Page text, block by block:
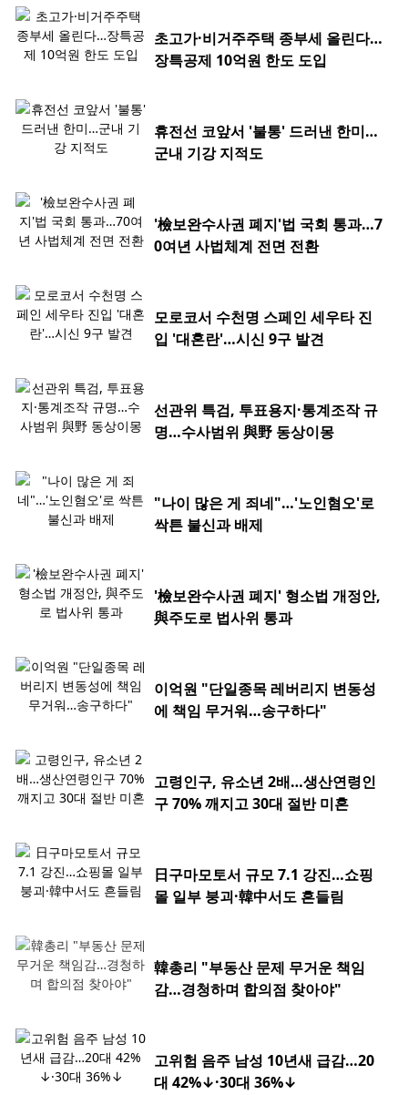
초고가·비거주주택 종부세 올린다…
장특공제 10억원 한도 도입
휴전선 코앞서 '불통' 드러낸 한미…
군내 기강 지적도
'檢보완수사권 폐지'법 국회 통과…7
0여년 사법체계 전면 전환
모로코서 수천명 스페인 세우타 진
입 '대혼란'…시신 9구 발견
선관위 특검, 투표용지·통계조작 규
명…수사범위 與野 동상이몽
"나이 많은 게 죄네"…'노인혐오'로
싹튼 불신과 배제
'檢보완수사권 폐지' 형소법 개정안,
與주도로 법사위 통과
이억원 "단일종목 레버리지 변동성
에 책임 무거워…송구하다"
고령인구, 유소년 2배…생산연령인
구 70% 깨지고 30대 절반 미혼
日구마모토서 규모 7.1 강진…쇼핑
몰 일부 붕괴·韓中서도 흔들림
韓총리 "부동산 문제 무거운 책임
감…경청하며 합의점 찾아야"
고위험 음주 남성 10년새 급감…20
대 42%↓·30대 36%↓